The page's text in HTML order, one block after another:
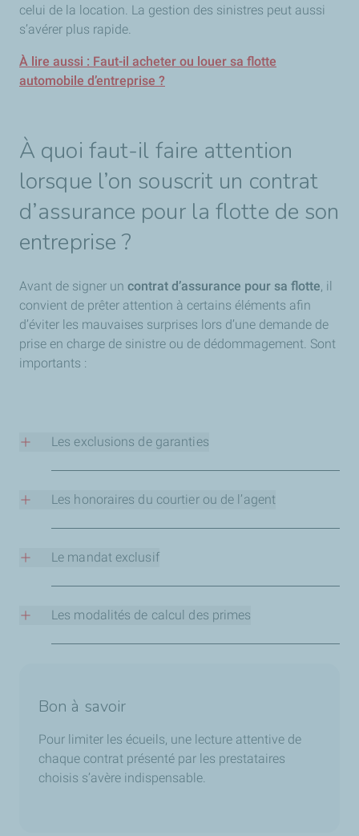
celui de la location. La gestion des sinistres peut aussi
s’avérer plus rapide.
À lire aussi : Faut-il acheter ou louer sa flotte
automobile d’entreprise ?
À quoi faut-il faire attention
lorsque l’on souscrit un contrat
d’assurance pour la flotte de son
entreprise ?
Avant de signer un contrat d’assurance pour sa flotte, il
convient de prêter attention à certains éléments afin
d’éviter les mauvaises surprises lors d’une demande de
prise en charge de sinistre ou de dédommagement. Sont
importants :
Les exclusions de garanties
Elles ne doivent pas être trop restrictives. Attardez-vous
par exemple sur la prise en charge des équipements tels
que les GPS ou les effets personnels des collaborateurs.
Les honoraires du courtier ou de l’agent
Ils doivent être pris en considération lors du choix du
contrat d’assurance.
Le mandat exclusif
Il est recommandé d’éviter de confier un mandat exclusif
à un courtier. Les gestionnaires de flotte risquent en effet
intéressantes.
Les modalités de calcul des primes
Le montant de la prime est calculé en fonction du
Bon à savoir
Pour limiter les écueils, une lecture attentive de
chaque contrat présenté par les prestataires
choisis s’avère indispensable.